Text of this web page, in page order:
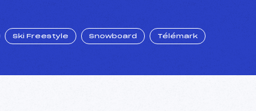
Ski Freestyle Snowboard Télémark